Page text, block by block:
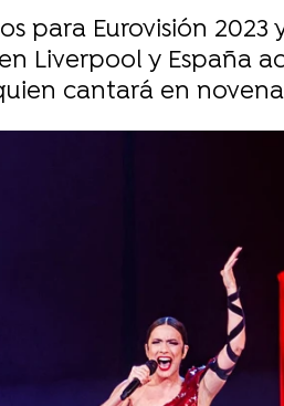
para Eurovisión
Liverpool y España
cantará en